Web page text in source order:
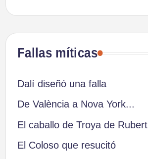
Fallas míticas
Dalí diseñó una falla
De València a Nova York...
El caballo de Troya de Rubert
El Coloso que resucitó